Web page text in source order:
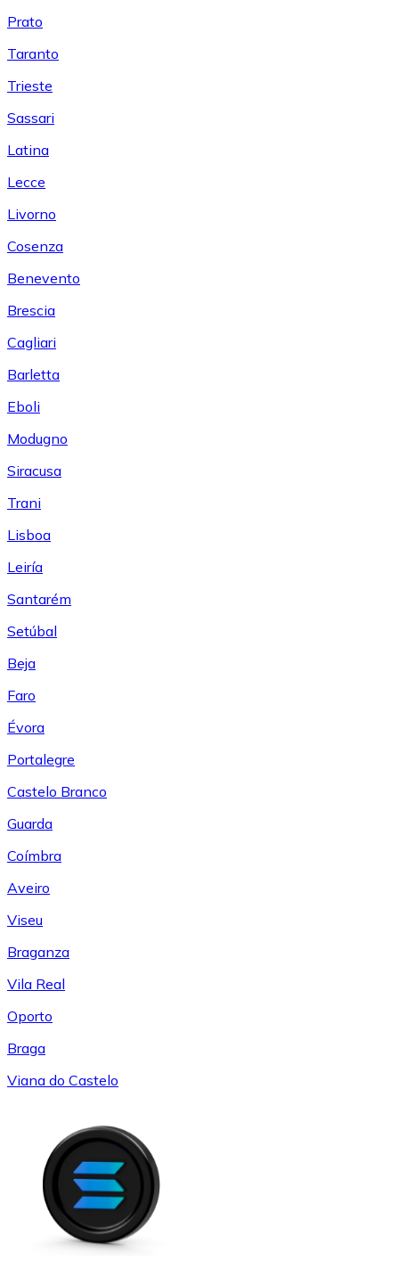
Prato
Taranto
Trieste
Sassari
Latina
Lecce
Livorno
Cosenza
Benevento
Brescia
Cagliari
Barletta
Eboli
Modugno
Siracusa
Trani
Lisboa
Leiría
Santarém
Setúbal
Beja
Faro
Évora
Portalegre
Castelo Branco
Guarda
Coímbra
Aveiro
Viseu
Braganza
Vila Real
Oporto
Braga
Viana do Castelo